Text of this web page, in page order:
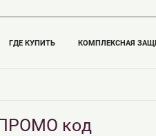
ГДЕ КУПИТЬ КОМПЛЕКСНАЯ
код